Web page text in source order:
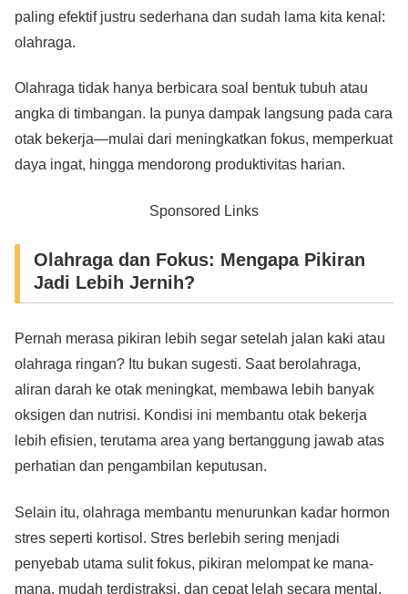
paling efektif justru sederhana dan sudah lama kita kenal:
olahraga.
Olahraga tidak hanya berbicara soal bentuk tubuh atau
angka di timbangan. Ia punya dampak langsung pada cara
otak bekerja—mulai dari meningkatkan fokus, memperkuat
daya ingat, hingga mendorong produktivitas harian.
Sponsored Links
Olahraga dan Fokus: Mengapa Pikiran
Jadi Lebih Jernih?
Pernah merasa pikiran lebih segar setelah jalan kaki atau
olahraga ringan? Itu bukan sugesti. Saat berolahraga,
aliran darah ke otak meningkat, membawa lebih banyak
oksigen dan nutrisi. Kondisi ini membantu otak bekerja
lebih efisien, terutama area yang bertanggung jawab atas
perhatian dan pengambilan keputusan.
Selain itu, olahraga membantu menurunkan kadar hormon
stres seperti kortisol. Stres berlebih sering menjadi
penyebab utama sulit fokus, pikiran melompat ke mana-
mana, mudah terdistraksi, dan cepat lelah secara mental.